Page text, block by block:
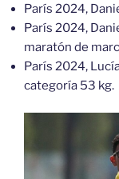
París 2024,
París 2024,
maratón de
París 2024,
categoría 53 kg.